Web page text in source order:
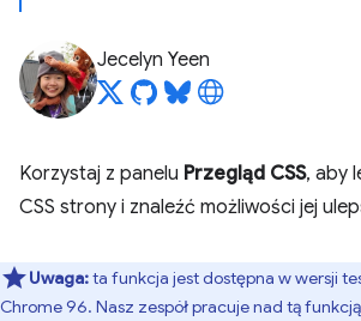
Jecelyn Yeen
Korzystaj z panelu Przegląd CSS, aby
CSS strony i znaleźć możliwości jej
Uwaga:ta funkcja jest dostępna w wersji
Chrome 96. Nasz zespół pracuje nad tą